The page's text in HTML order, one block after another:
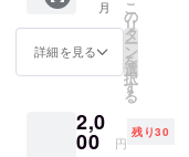
りさせ
ていた
だきま
す。
月
詳細を見る
こ
の
リ
タ
ー
ン
を
選
択
す
る
2,0
00 円
残り30